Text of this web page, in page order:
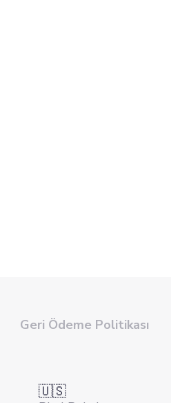
Geri Ödeme Politikası
🇺🇸